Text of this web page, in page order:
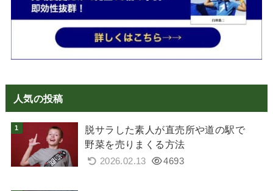
人気の投稿
脱サラした素人が直売所や道の駅で
野菜を売りまくる方法
2026.02.13 4693